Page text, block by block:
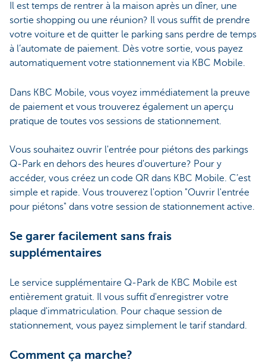
Il est temps de rentrer à la maison après un dîner, une
sortie shopping ou une réunion? Il vous suffit de prendre
votre voiture et de quitter le parking sans perdre de temps
à l’automate de paiement. Dès votre sortie, vous payez
automatiquement votre stationnement via KBC Mobile.
Dans KBC Mobile, vous voyez immédiatement la preuve
de paiement et vous trouverez également un aperçu
pratique de toutes vos sessions de stationnement.
Vous souhaitez ouvrir l'entrée pour piétons des parkings
Q-Park en dehors des heures d'ouverture? Pour y
accéder, vous créez un code QR dans KBC Mobile. C’est
simple et rapide. Vous trouverez l'option "Ouvrir l'entrée
pour piétons" dans votre session de stationnement active.
Se garer facilement sans frais
supplémentaires
Le service supplémentaire Q-Park de KBC Mobile est
entièrement gratuit. Il vous suffit d'enregistrer votre
plaque d'immatriculation. Pour chaque session de
stationnement, vous payez simplement le tarif standard.
Comment ça marche?